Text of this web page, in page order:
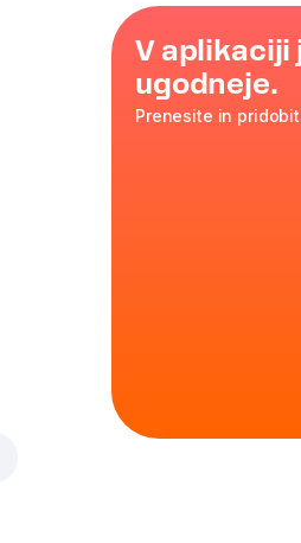
V aplikaciji
ugodneje.
Prenesite in